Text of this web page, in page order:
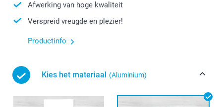
Afwerking van hoge kwaliteit
Verspreid vreugde en plezier!
Productinfo
Kies het materiaal (Aluminium)